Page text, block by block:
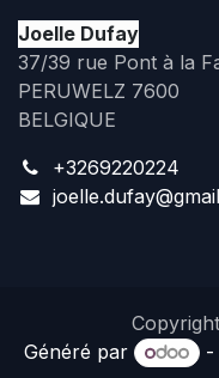
Joelle Dufay
37/39 rue Pont à la
PERUWELZ 7600
BELGIQUE
+3269220224
Généré par
-